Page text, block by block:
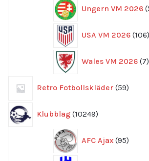
Ungern VM 2026
USA VM 2026 106
Wales VM 2026 7
Retro Fotbollskläder 59
Klubblag 10249
produkter
AFC Ajax 95